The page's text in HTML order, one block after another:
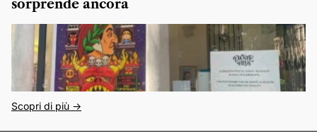
sorprende ancora
Scopri di più ->